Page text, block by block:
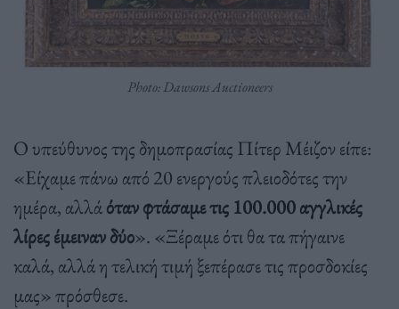
Photo: Dawsons Auctioneers
Ο υπεύθυνος της δημοπρασίας Πίτερ Μέιζον είπε:
«Είχαμε πάνω από 20 ενεργούς πλειοδότες την
ημέρα, αλλάόταν φτάσαμε τις 100.000 αγγλικές
λίρες έμειναν δύο». «Ξέραμε ότι θα τα πήγαινε
καλά, αλλά η τελική τιμή ξεπέρασε τις προσδοκίες
μας» πρόσθεσε.